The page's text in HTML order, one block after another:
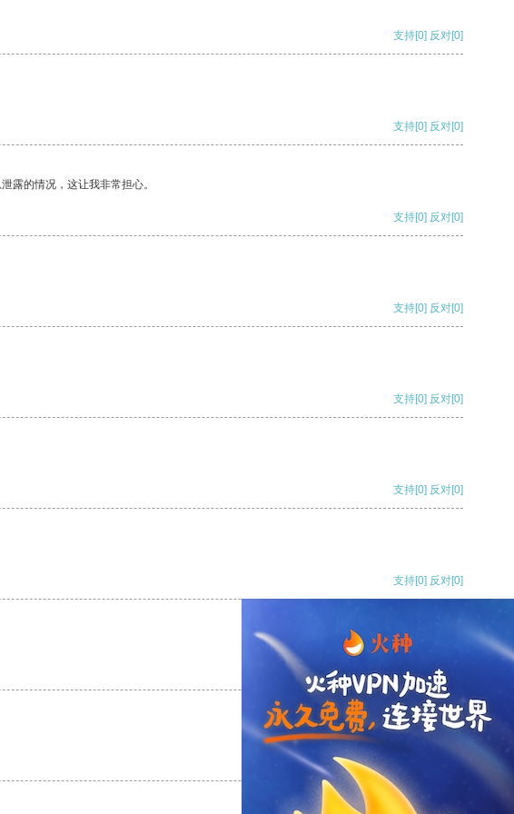
支持[0] 反对[0]
支持[0] 反对[0]
露的情况，这让我非常担心。
支持[0] 反对[0]
支持[0] 反对[0]
支持[0] 反对[0]
支持[0] 反对[0]
支持[0] 反对[0]
支持 反对
[0]